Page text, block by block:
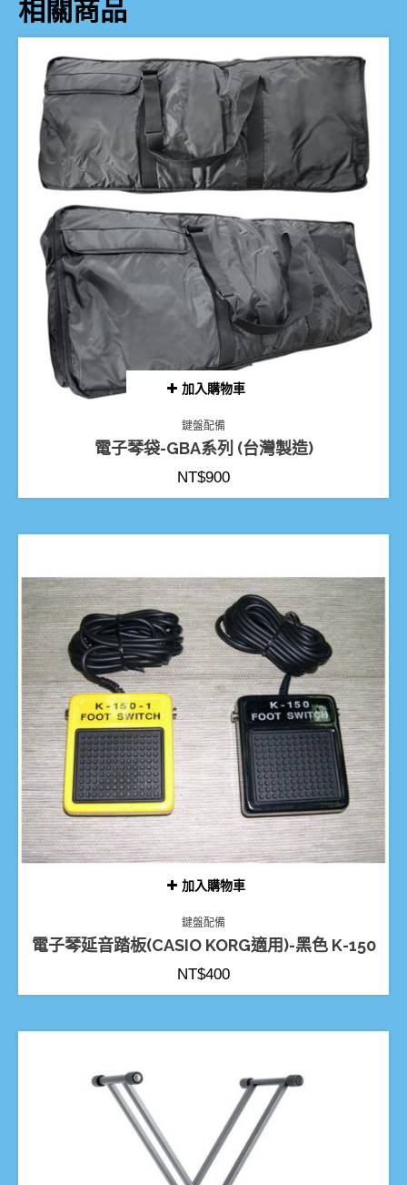
相關商品
加入購物車
鍵盤配備
電子琴袋-GBA系列 (台灣製造)
NT$900
加入購物車
鍵盤配備
電子琴延音踏板(CASIO KORG適用)-黑色 K-150
NT$400